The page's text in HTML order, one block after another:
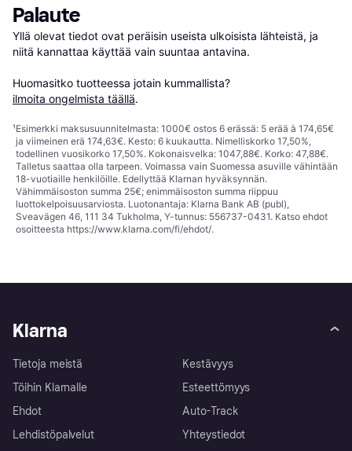
Palaute
Yllä olevat tiedot ovat peräisin useista ulkoisista lähteistä, ja
niitä kannattaa käyttää vain suuntaa antavina.
Huomasitko tuotteessa jotain kummallista?
ilmoita ongelmista täällä.
¹Esimerkki maksusuunnitelmasta: 1000€ ostos 6 erässä: 5 erää à 174,65€
ja viimeinen erä 174,63€. Kesto: 6 kuukautta. Nimelliskorko 17,50%,
todellinen vuosikorko 17,50%. Kokonaisvelka: 1047,88€. Korko: 47,88€.
Talletus saattaa olla tarpeen. Voimassa vain Suomessa asuville vähintään
18-vuotiaille henkilöille. Edellyttää Klarnan hyväksynnän.
Vähimmäisoston summa 25€; enimmäisoston summa riippuu
luottokelpoisuusarviosta. Luotonantaja: Klarna Bank AB (publ),
Sveavägen 46, 111 34 Tukholma, Y-tunnus: 556737-0431. Katso ehdot
osoitteesta https://www.klarna.com/fi/ehdot/.
Klarna
Tietoja meistä
Töihin Klarnalle
Ehdot
Lehdistöpalvelut
Kestävyys
Esteettömyys
Auto-Track
Yhteystiedot